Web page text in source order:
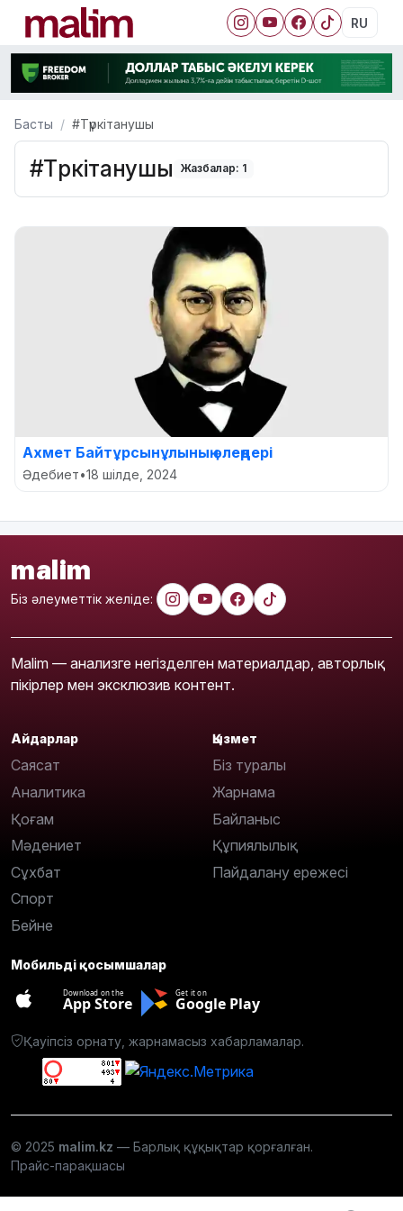
RU
Басты #Түркітанушы
#Түркітанушы Жазбалар: 1
Ахмет Байтұрсынұлының өлеңдері
Әдебиет•18 шілде, 2024
malim
Біз әлеуметтік желіде:
Malim — анализге негізделген материалдар, авторлық
пікірлер мен эксклюзив контент.
Айдарлар
Саясат
Аналитика
Қоғам
Мәдениет
Сұхбат
Спорт
Бейне
Қызмет
Біз туралы
Жарнама
Байланыс
Құпиялылық
Пайдалану ережесі
Мобильді қосымшалар
Download on the
App Store
Get it on
Google Play
Қауіпсіз орнату, жарнамасыз хабарламалар.
© 2025 malim.kz — Барлық құқықтар қорғалған.
Прайс-парақшасы